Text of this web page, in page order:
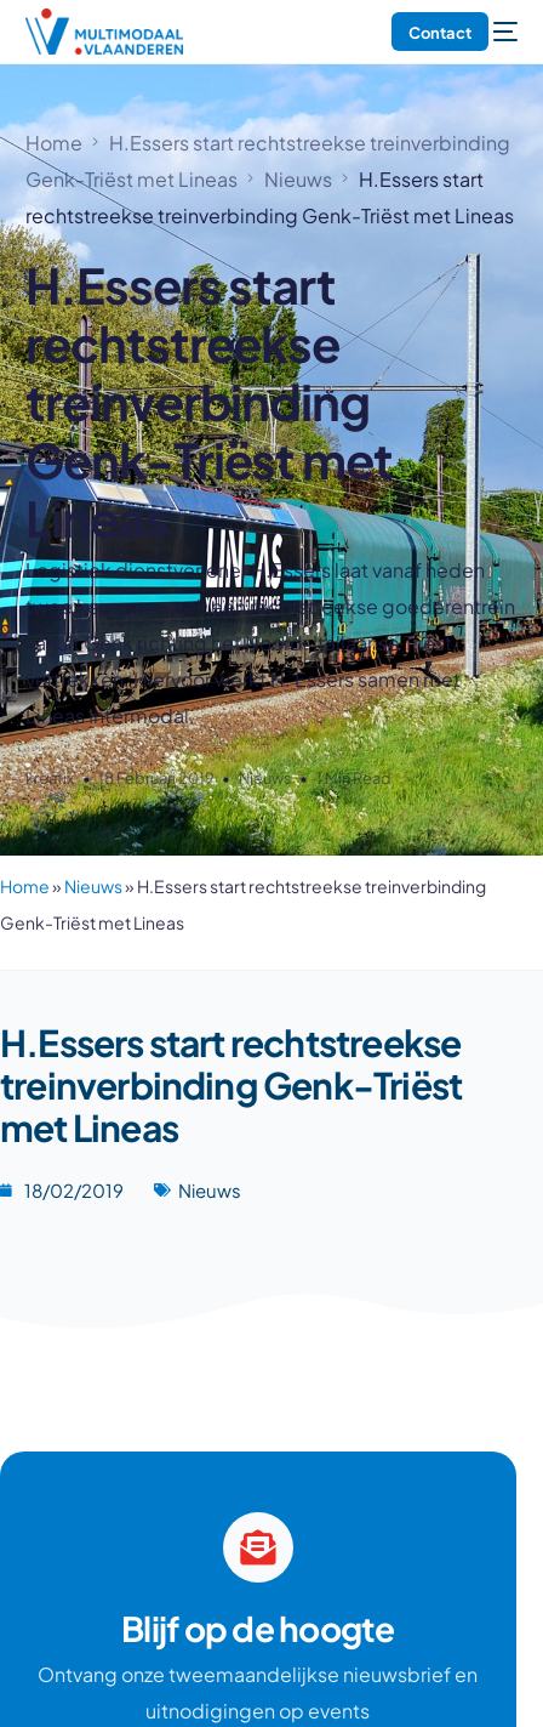
Contact
Home
H.Essers start rechtstreekse treinverbinding
Genk-Triëst met Lineas
Nieuws
H.Essers start
rechtstreekse treinverbinding Genk-Triëst met Lineas
H.Essers start
rechtstreekse
treinverbinding
Genk-Triëst met
Lineas
Logistiek dienstverlener H.Essers laat vanaf heden
twee keer per week een rechtstreekse goederentrein
vanuit Genk richting het Noord-Italiaanse Triëst
vertrekken. Hiervoor werkt H. Essers samen met
Lineas Intermodal.
kreatix 18 Februari 2019 Nieuws 1 Min Read
Home»Nieuws»H.Essers start rechtstreekse treinverbinding
Genk-Triëst met Lineas
H.Essers start rechtstreekse
treinverbinding Genk-Triëst
met Lineas
18/02/2019 Nieuws
Blijf op de hoogte
Ontvang onze tweemaandelijkse nieuwsbrief en
uitnodigingen op events